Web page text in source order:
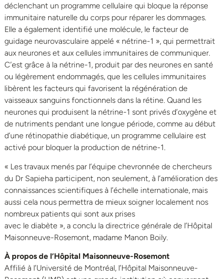
déclenchant un programme cellulaire qui bloque la réponse
immunitaire naturelle du corps pour réparer les dommages.
Elle a également identifié une molécule, le facteur de
guidage neurovasculaire appelé « nétrine-1 », qui permettrait
aux neurones et aux cellules immunitaires de communiquer.
C’est grâce à la nétrine-1, produit par des neurones en santé
ou légèrement endommagés, que les cellules immunitaires
libèrent les facteurs qui favorisent la régénération de
vaisseaux sanguins fonctionnels dans la rétine. Quand les
neurones qui produisent la nétrine-1 sont privés d’oxygène et
de nutriments pendant une longue période, comme au début
d’une rétinopathie diabétique, un programme cellulaire est
activé pour bloquer la production de nétrine-1.
« Les travaux menés par l’équipe chevronnée de chercheurs
du Dr Sapieha participent, non seulement, à l’amélioration des
connaissances scientifiques à l’échelle internationale, mais
aussi cela nous permettra de mieux soigner localement nos
nombreux patients qui sont aux prises
avec le diabète », a conclu la directrice générale de l’Hôpital
Maisonneuve-Rosemont, madame Manon Boily.
À propos de l’Hôpital Maisonneuve-Rosemont
Affilié à l’Université de Montréal, l’Hôpital Maisonneuve-